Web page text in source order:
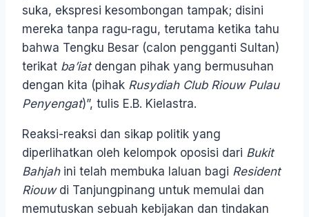
suka, ekspresi kesombongan tampak; disini
mereka tanpa ragu-ragu, terutama ketika tahu
bahwa Tengku Besar (calon pengganti Sultan)
terikat ba’iat dengan pihak yang bermusuhan
dengan kita (pihak Rusydiah Club Riouw Pulau
Penyengat)”, tulis E.B. Kielastra.
Reaksi-reaksi dan sikap politik yang
diperlihatkan oleh kelompok oposisi dari Bukit
Bahjahini telah membuka laluan bagi Resident
Riouwdi Tanjungpinang untuk memulai dan
memutuskan sebuah kebijakan dan tindakan